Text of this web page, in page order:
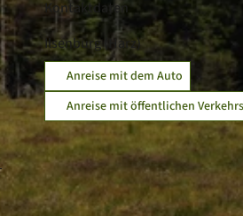
Kontaktdaten
Ilsenburg (Harz)
Anreise mit dem Auto
Anreise mit öffentlichen